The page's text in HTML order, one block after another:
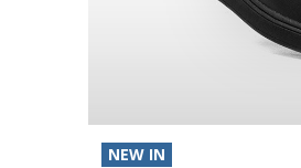
NEW IN